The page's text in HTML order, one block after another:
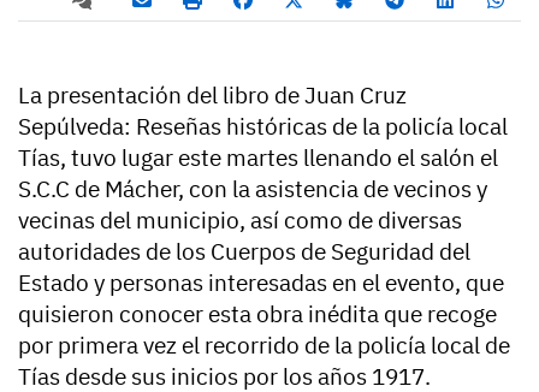
La presentación del libro de Juan Cruz
Sepúlveda: Reseñas históricas de la policía local
Tías, tuvo lugar este martes llenando el salón el
S.C.C de Mácher, con la asistencia de vecinos y
vecinas del municipio, así como de diversas
autoridades de los Cuerpos de Seguridad del
Estado y personas interesadas en el evento, que
quisieron conocer esta obra inédita que recoge
por primera vez el recorrido de la policía local de
Tías desde sus inicios por los años 1917.